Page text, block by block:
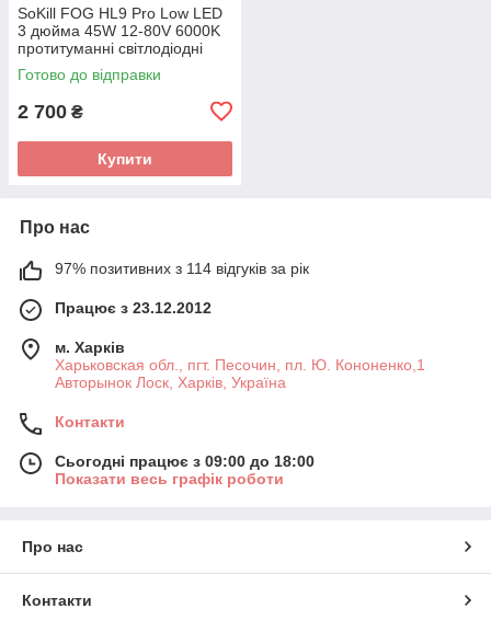
SoKill FOG HL9 Pro Low LED
3 дюйма 45W 12-80V 6000K
протитуманні світлодіодні
лінзи
Готово до відправки
2 700 ₴
Купити
Про нас
97% позитивних з 114 відгуків за рік
Працює з 23.12.2012
м. Харків
Харьковская обл., пгт. Песочин, пл. Ю. Кононенко,1
Авторынок Лоск, Харків, Україна
Контакти
Сьогодні працює з 09:00 до 18:00
Показати весь графік роботи
Про нас
Контакти